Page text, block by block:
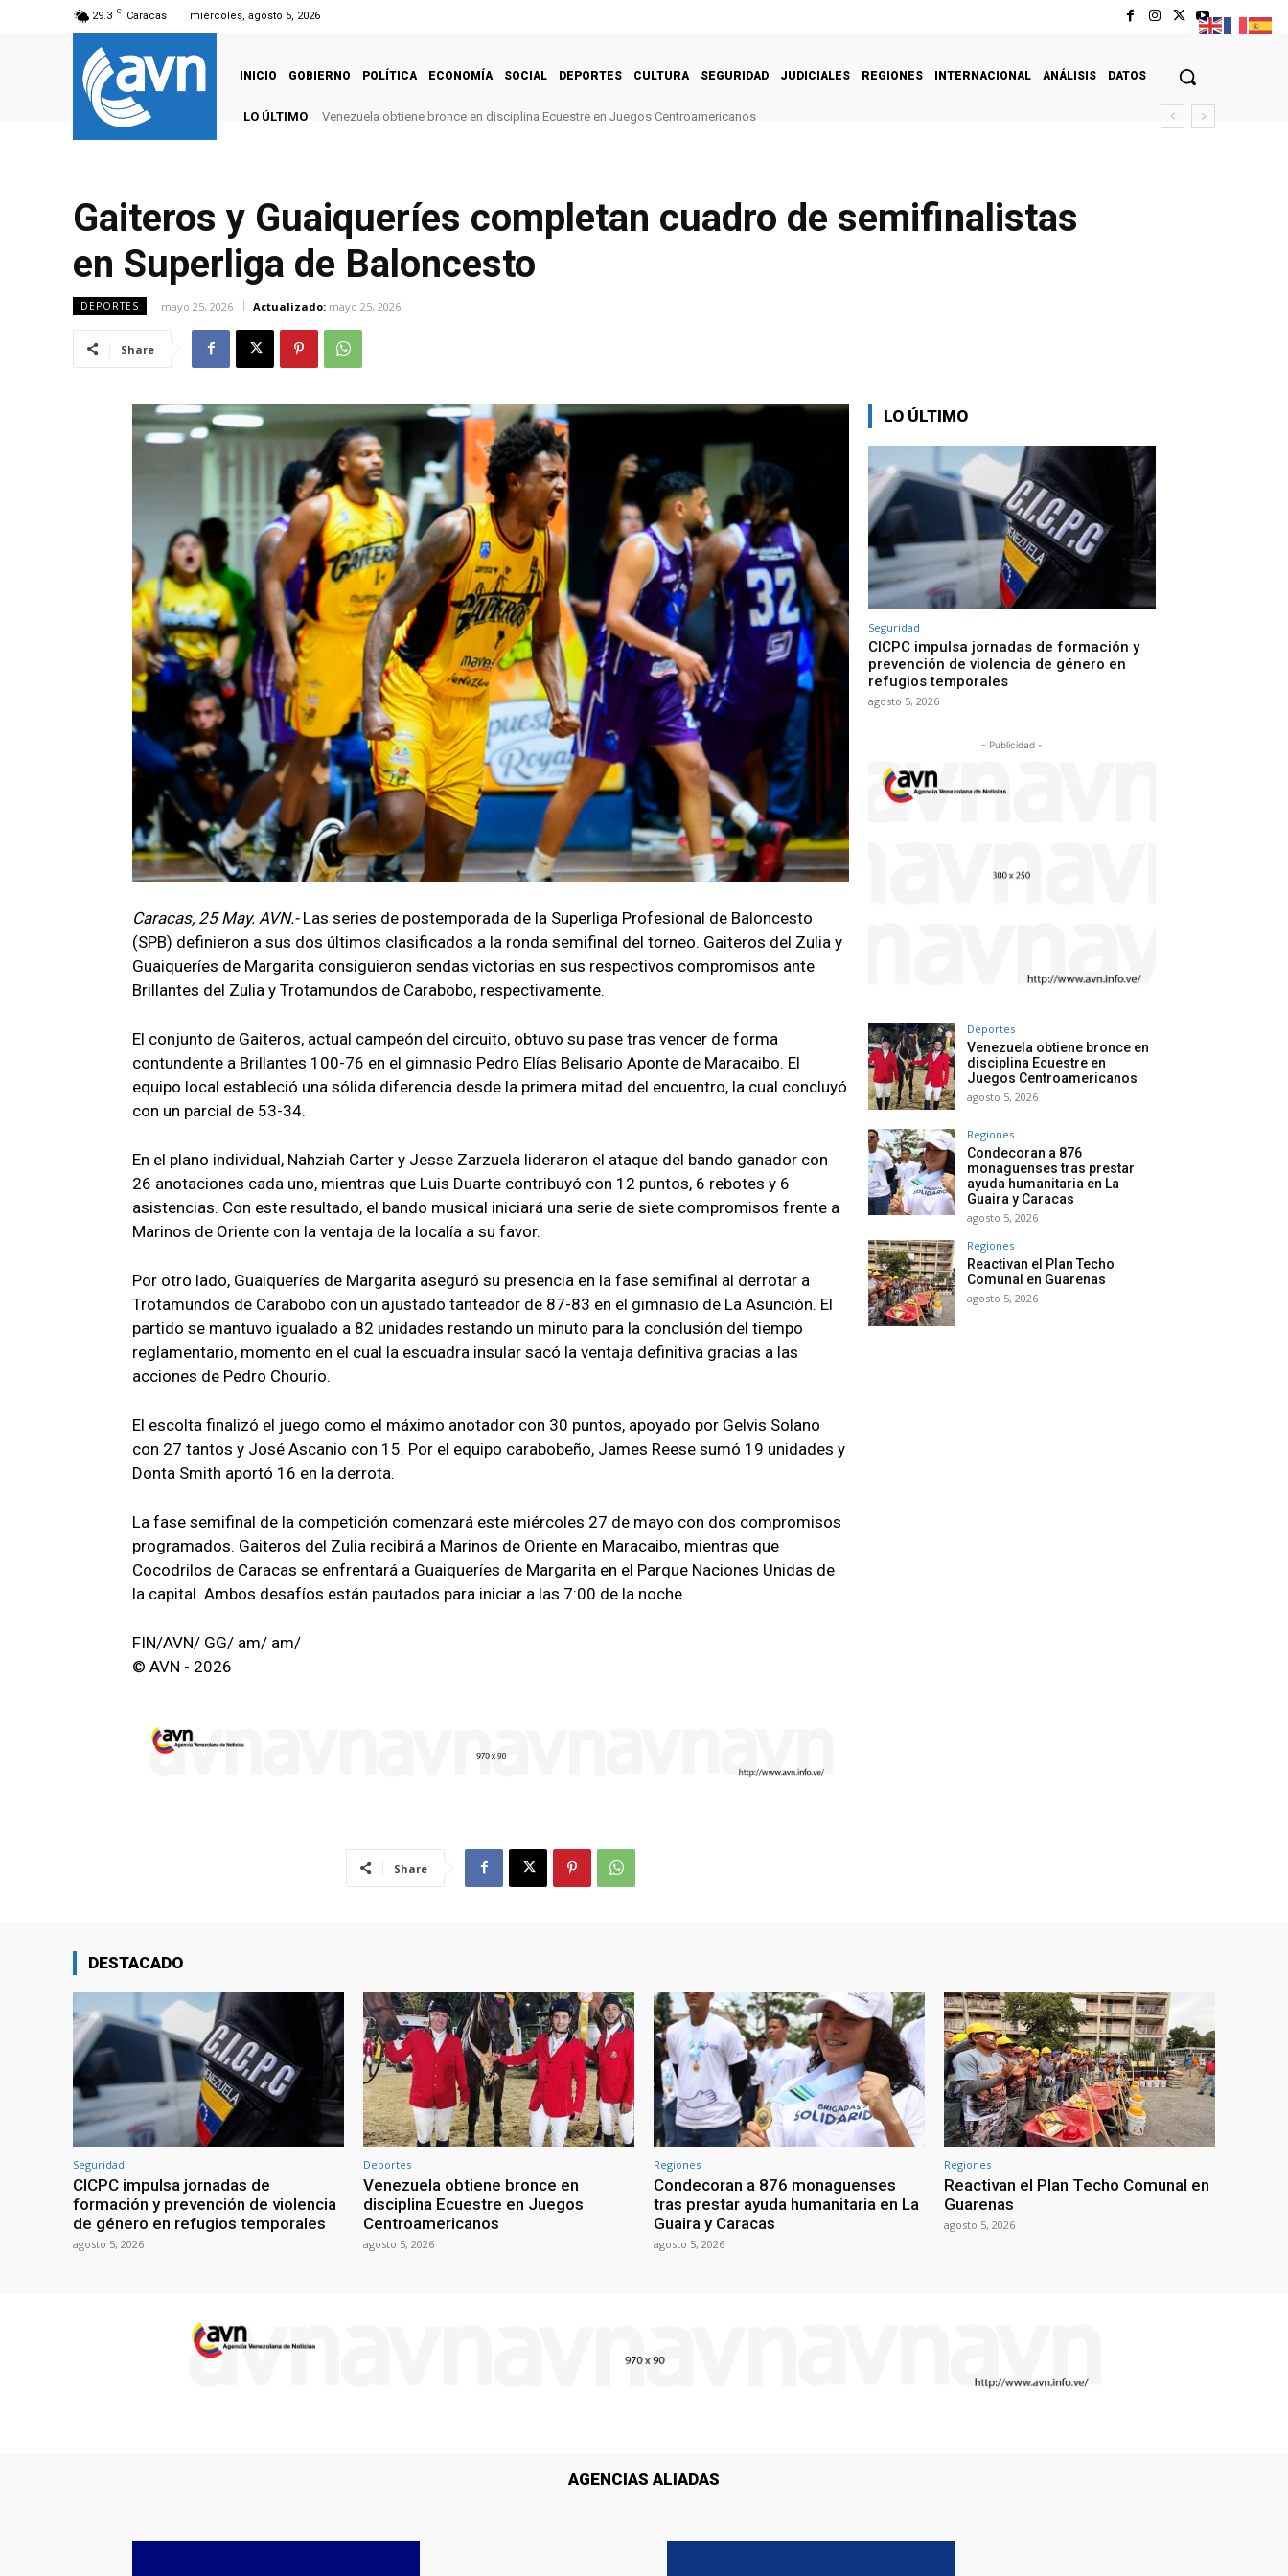
29.3 C Caracas miércoles, agosto 5, 2026
INICIO GOBIERNO POLÍTICA ECONOMÍA SOCIAL DEPORTES CULTURA SEGURIDAD JUDICIALES REGIONES INTERNACIONAL ANÁLISIS DATOS
LO ÚLTIMO Venezuela obtiene bronce en disciplina Ecuestre en Juegos Centroamericanos
Gaiteros y Guaiqueríes completan cuadro de semifinalistas
en Superliga de Baloncesto
DEPORTES mayo 25, 2026 Actualizado: mayo 25, 2026
Share
Caracas, 25 May. AVN.-Las series de postemporada de la Superliga Profesional de Baloncesto
(SPB) definieron a sus dos últimos clasificados a la ronda semifinal del torneo. Gaiteros del Zulia y
Guaiqueríes de Margarita consiguieron sendas victorias en sus respectivos compromisos ante
Brillantes del Zulia y Trotamundos de Carabobo, respectivamente.
El conjunto de Gaiteros, actual campeón del circuito, obtuvo su pase tras vencer de forma
contundente a Brillantes 100-76 en el gimnasio Pedro Elías Belisario Aponte de Maracaibo. El
equipo local estableció una sólida diferencia desde la primera mitad del encuentro, la cual concluyó
con un parcial de 53-34.
En el plano individual, Nahziah Carter y Jesse Zarzuela lideraron el ataque del bando ganador con
26 anotaciones cada uno, mientras que Luis Duarte contribuyó con 12 puntos, 6 rebotes y 6
asistencias. Con este resultado, el bando musical iniciará una serie de siete compromisos frente a
Marinos de Oriente con la ventaja de la localía a su favor.
Por otro lado, Guaiqueríes de Margarita aseguró su presencia en la fase semifinal al derrotar a
Trotamundos de Carabobo con un ajustado tanteador de 87-83 en el gimnasio de La Asunción. El
partido se mantuvo igualado a 82 unidades restando un minuto para la conclusión del tiempo
reglamentario, momento en el cual la escuadra insular sacó la ventaja definitiva gracias a las
acciones de Pedro Chourio.
El escolta finalizó el juego como el máximo anotador con 30 puntos, apoyado por Gelvis Solano
con 27 tantos y José Ascanio con 15. Por el equipo carabobeño, James Reese sumó 19 unidades y
Donta Smith aportó 16 en la derrota.
La fase semifinal de la competición comenzará este miércoles 27 de mayo con dos compromisos
programados. Gaiteros del Zulia recibirá a Marinos de Oriente en Maracaibo, mientras que
Cocodrilos de Caracas se enfrentará a Guaiqueríes de Margarita en el Parque Naciones Unidas de
la capital. Ambos desafíos están pautados para iniciar a las 7:00 de la noche.
FIN/AVN/ GG/ am/ am/
© AVN - 2026
Share
LO ÚLTIMO
Seguridad
CICPC impulsa jornadas de formación y
prevención de violencia de género en
refugios temporales
agosto 5, 2026
- Publicidad -
Deportes
Venezuela obtiene bronce en
disciplina Ecuestre en
Juegos Centroamericanos
agosto 5, 2026
Regiones
Condecoran a 876
monaguenses tras prestar
ayuda humanitaria en La
Guaira y Caracas
agosto 5, 2026
Regiones
Reactivan el Plan Techo
Comunal en Guarenas
agosto 5, 2026
DESTACADO
Seguridad
CICPC impulsa jornadas de
formación y prevención de violencia
de género en refugios temporales
agosto 5, 2026
Deportes
Venezuela obtiene bronce en
disciplina Ecuestre en Juegos
Centroamericanos
agosto 5, 2026
Regiones
Condecoran a 876 monaguenses
tras prestar ayuda humanitaria en La
Guaira y Caracas
agosto 5, 2026
Regiones
Reactivan el Plan Techo Comunal en
Guarenas
agosto 5, 2026
AGENCIAS ALIADAS